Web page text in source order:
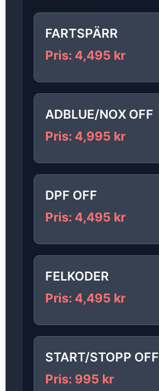
FARTSPÄRR
Pris: 4,495 kr
ADBLUE/NOX OFF
Pris: 4,995 kr
DPF OFF
Pris: 4,495 kr
FELKODER
Pris: 4,495 kr
START/STOPP OFF
Pris: 995 kr